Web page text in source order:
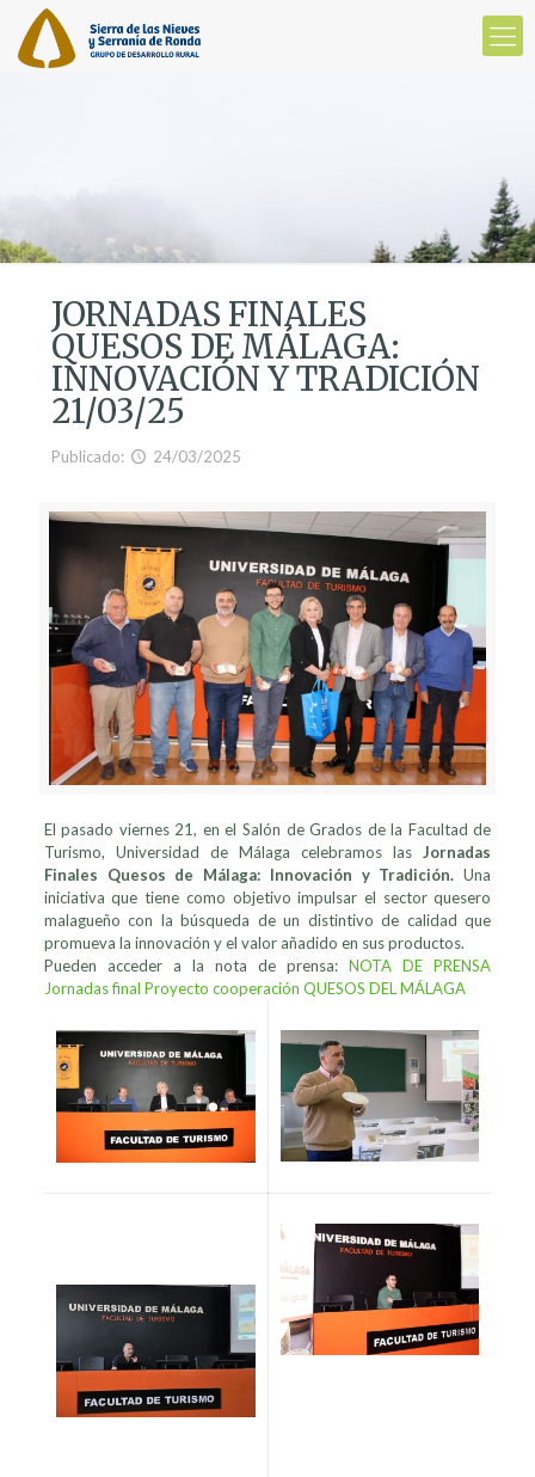
JORNADAS FINALES
QUESOS DE MÁLAGA:
INNOVACIÓN Y TRADICIÓN
21/03/25
Publicado: 24/03/2025
El pasado viernes 21, en el Salón de Grados de la Facultad de
Turismo, Universidad de Málaga celebramos lasJornadas
Finales Quesos de Málaga: Innovación y Tradición. Una
iniciativa que tiene como objetivo impulsar el sector quesero
malagueño con la búsqueda de un distintivo de calidad que
promueva la innovación y el valor añadido en sus productos.
Pueden acceder a la nota de prensa:NOTA DE PRENSA
Jornadas final Proyecto cooperación QUESOS DEL MÁLAGA